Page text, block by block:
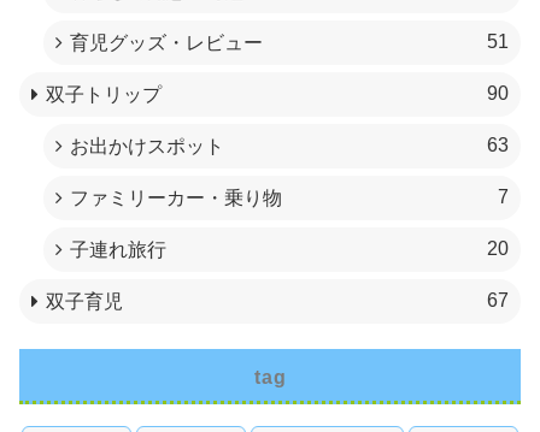
育児グッズ・レビュー 51
双子トリップ 90
お出かけスポット 63
ファミリーカー・乗り物 7
子連れ旅行 20
双子育児 67
tag